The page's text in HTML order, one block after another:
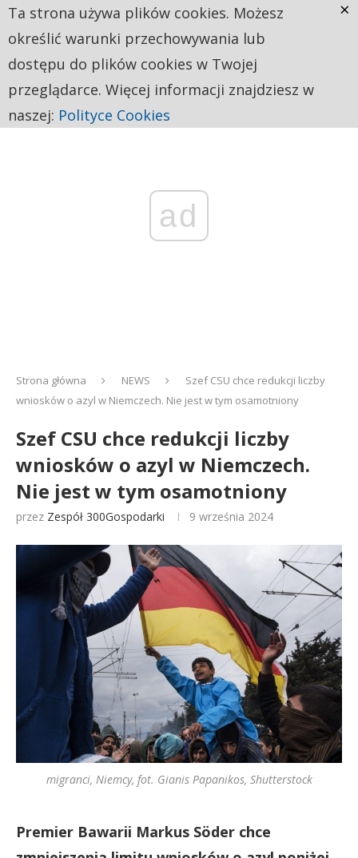
ad
Strona główna NEWS
Szef CSU chce redukcji liczby
wniosków o azyl w Niemczech. Nie jest w tym osamotniony
Szef CSU chce redukcji liczby
wniosków o azyl w Niemczech.
Nie jest w tym osamotniony
przez Zespół 300Gospodarki 9 września 2024
migranci, Niemcy, fot. Gianis Papanikos, Shutterstock
Premier Bawarii Markus Söder chce
Ta strona używa plików cookies. Możesz
określić warunki przechowywania lub
dostępu do plików cookies w Twojej
przeglądarce. Więcej informacji znajdziesz w
naszej: Polityce Cookies
×